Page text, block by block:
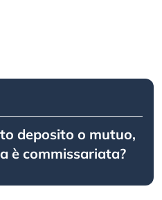
deposito o mutuo,
è commissariata?